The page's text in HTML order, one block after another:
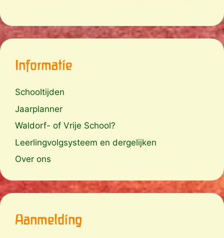
Informatie
Schooltijden
Jaarplanner
Waldorf- of Vrije School?
Leerlingvolgsysteem en dergelijken
Over ons
Aanmelding